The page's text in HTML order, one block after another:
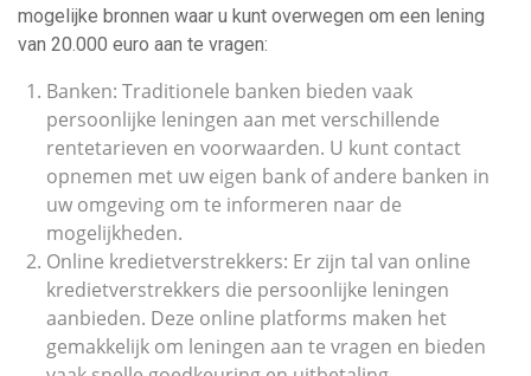
mogelijke bronnen waar u kunt overwegen om een lening
van 20.000 euro aan te vragen:
Banken: Traditionele banken bieden vaak
persoonlijke leningen aan met verschillende
rentetarieven en voorwaarden. U kunt contact
opnemen met uw eigen bank of andere banken in
uw omgeving om te informeren naar de
mogelijkheden.
Online kredietverstrekkers: Er zijn tal van online
kredietverstrekkers die persoonlijke leningen
aanbieden. Deze online platforms maken het
gemakkelijk om leningen aan te vragen en bieden